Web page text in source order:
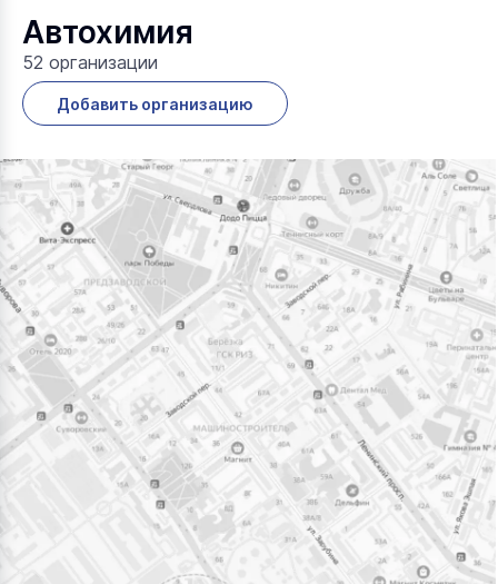
Автохимия
52 организации
Добавить организацию